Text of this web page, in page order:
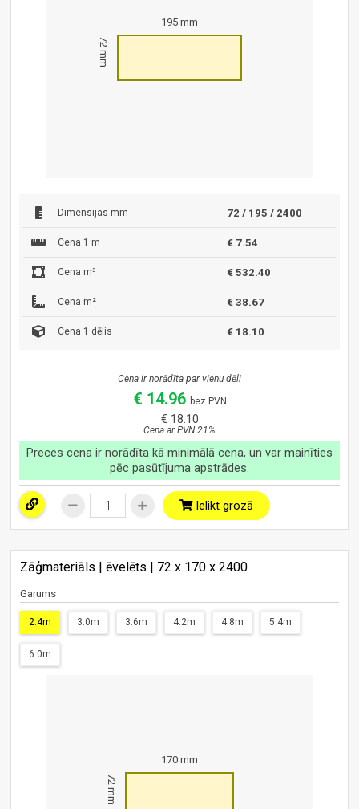
195 mm
72 mm
Dimensijas mm 72 / 195 / 2400
Cena 1 m € 7.54
Cena m³ € 532.40
Cena m² € 38.67
Cena 1 dēlis € 18.10
Cena ir norādīta par vienu dēli
€ 14.96 bez PVN
€ 18.10
Cena ar PVN 21%
Preces cena ir norādīta kā minimālā cena, un var mainīties
pēc pasūtījuma apstrādes.
Ielikt grozā
Zāģmateriāls | ēvelēts | 72 x 170 x 2400
Garums
2.4m 3.0m 3.6m 4.2m 4.8m 5.4m
6.0m
170 mm
72 mm